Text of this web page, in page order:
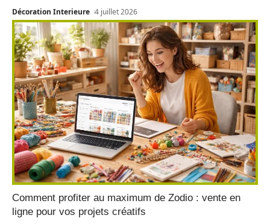
Décoration Interieure 4 juillet 2026
Comment profiter au maximum de Zodio : vente en
ligne pour vos projets créatifs